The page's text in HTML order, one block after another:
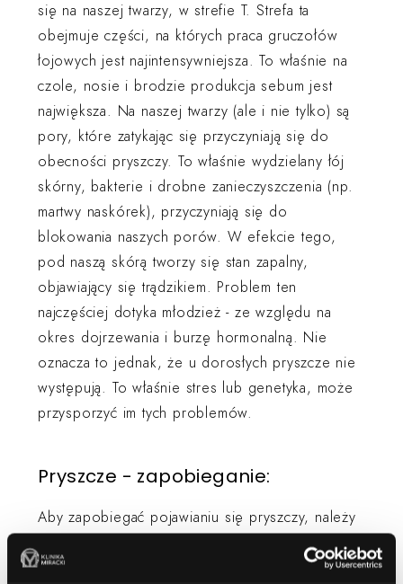
się na naszej twarzy, w strefie T. Strefa ta
obejmuje części, na których praca gruczołów
łojowych jest najintensywniejsza. To właśnie na
czole, nosie i brodzie produkcja sebum jest
największa. Na naszej twarzy (ale i nie tylko) są
pory, które zatykając się przyczyniają się do
obecności pryszczy. To właśnie wydzielany łój
skórny, bakterie i drobne zanieczyszczenia (np.
martwy naskórek), przyczyniają się do
blokowania naszych porów. W efekcie tego,
pod naszą skórą tworzy się stan zapalny,
objawiający się trądzikiem. Problem ten
najczęściej dotyka młodzież - ze względu na
okres dojrzewania i burzę hormonalną. Nie
oznacza to jednak, że u dorosłych pryszcze nie
występują. To właśnie stres lub genetyka, może
przysporzyć im tych problemów.
Pryszcze - zapobieganie:
Aby zapobiegać pojawianiu się pryszczy, należy
starannie dbać o swoją higienę. Nie wolno iść
spać w makijażu - nie ważne jak jesteście